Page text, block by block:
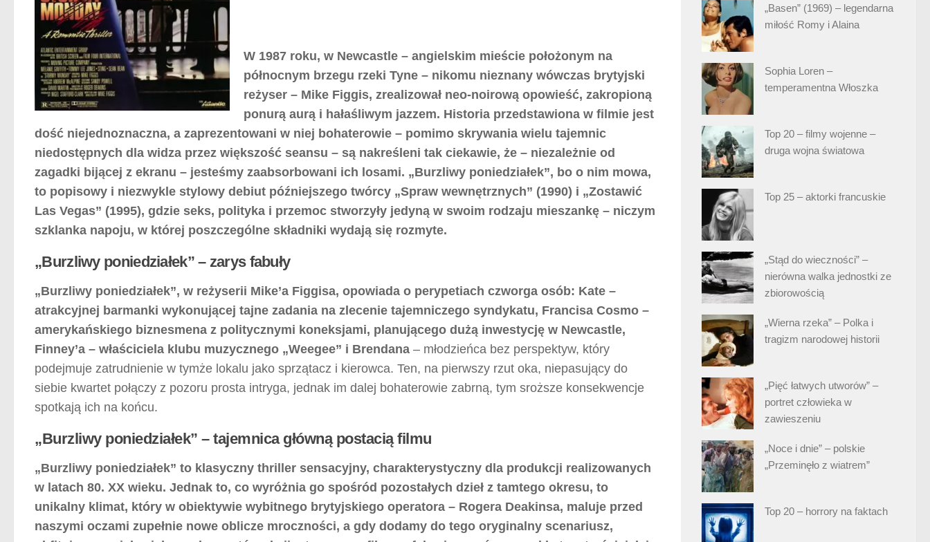
W 1987 roku, w Newcastle – angielskim mieście położonym na
północnym brzegu rzeki Tyne – nikomu nieznany wówczas brytyjski
reżyser – Mike Figgis, zrealizował neo-noirową opowieść, zakropioną
ponurą aurą i hałaśliwym jazzem. Historia przedstawiona w filmie jest
dość niejednoznaczna, a zaprezentowani w niej bohaterowie – pomimo skrywania wielu tajemnic
niedostępnych dla widza przez większość seansu – są nakreśleni tak ciekawie, że – niezależnie od
zagadki bijącej z ekranu – jesteśmy zaabsorbowani ich losami. „Burzliwy poniedziałek”, bo o nim mowa,
to popisowy i niezwykle stylowy debiut późniejszego twórcy „Spraw wewnętrznych” (1990) i „Zostawić
Las Vegas” (1995), gdzie seks, polityka i przemoc stworzyły jedyną w swoim rodzaju mieszankę – niczym
szklanka napoju, w której poszczególne składniki wydają się rozmyte.
„Burzliwy poniedziałek” – zarys fabuły
„Burzliwy poniedziałek”, w reżyserii Mike’a Figgisa, opowiada o perypetiach czworga osób: Kate –
atrakcyjnej barmanki wykonującej tajne zadania na zlecenie tajemniczego syndykatu, Francisa Cosmo –
amerykańskiego biznesmena z politycznymi koneksjami, planującego dużą inwestycję w Newcastle,
Finney’a – właściciela klubu muzycznego „Weegee” i Brendana – młodzieńca bez perspektyw, który
podejmuje zatrudnienie w tymże lokalu jako sprzątacz i kierowca. Ten, na pierwszy rzut oka, niepasujący do
siebie kwartet połączy z pozoru prosta intryga, jednak im dalej bohaterowie zabrną, tym sroższe konsekwencje
spotkają ich na końcu.
„Burzliwy poniedziałek” – tajemnica główną postacią filmu
„Burzliwy poniedziałek” to klasyczny thriller sensacyjny, charakterystyczny dla produkcji realizowanych
w latach 80. XX wieku. Jednak to, co wyróżnia go spośród pozostałych dzieł z tamtego okresu, to
unikalny klimat, który w obiektywie wybitnego brytyjskiego operatora – Rogera Deakinsa, maluje przed
naszymi oczami zupełnie nowe oblicze mroczności, a gdy dodamy do tego oryginalny scenariusz,
„Basen” (1969) – legendarna
miłość Romy i Alaina
Sophia Loren –
temperamentna Włoszka
Top 20 – filmy wojenne –
druga wojna światowa
Top 25 – aktorki francuskie
„Stąd do wieczności” –
nierówna walka jednostki ze
zbiorowością
„Wierna rzeka” – Polka i
tragizm narodowej historii
„Pięć łatwych utworów” –
portret człowieka w
zawieszeniu
„Noce i dnie” – polskie
„Przeminęło z wiatrem”
Top 20 – horrory na faktach